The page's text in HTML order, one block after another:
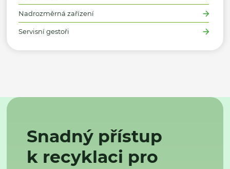
Nadrozměrná zařízení
Servisní gestoři
Snadný přístup
k recyklaci pro